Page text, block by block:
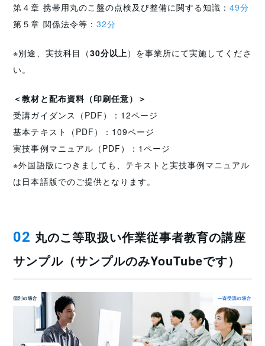
第４章 携帯用丸のこ盤の点検及び整備に関する知識：49分
第５章 関係法令等： 32分
※別途、実技科目（30分以上 ）を事業所にて実施してくださ
い。
＜教材と配布資料（印刷任意）＞
受講ガイダンス（PDF）：12ページ
基本テキスト（PDF）：109ページ
実技事例マニュアル（PDF）：1ページ
※外国語版につきましても、テキストと実技事例マニュアル
は日本語版でのご提供となります。
02 丸のこ等取扱い作業従事者教育の講座
サンプル（サンプルのみYouTubeです）